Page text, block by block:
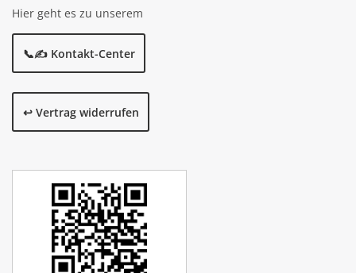
Hier geht es zu unserem
📞✍️ Kontakt-Center
↩️ Vertrag widerrufen